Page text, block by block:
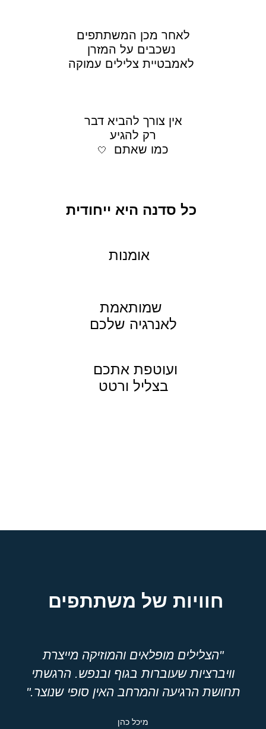
לאחר מכן המשתתפים
נשכבים על המזרן
לאמבטיית צלילים עמוקה
אין צורך להביא דבר
רק להגיע
כמו שאתם
🤍
כל סדנה היא ייחודית
אומנות
שמותאמת
לאנרגיה שלכם
ועוטפת אתכם
בצליל ורטט
חוויות של משתתפים
"הצלילים מופלאים והמוזיקה מייצרת
וויברציות שעוברות בגוף ובנפש. הרגשתי
תחושת הרגיעה והמרחב האין סופי שנוצר."
מיכל כהן